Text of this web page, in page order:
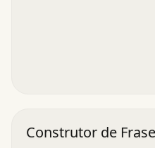
Construtor de